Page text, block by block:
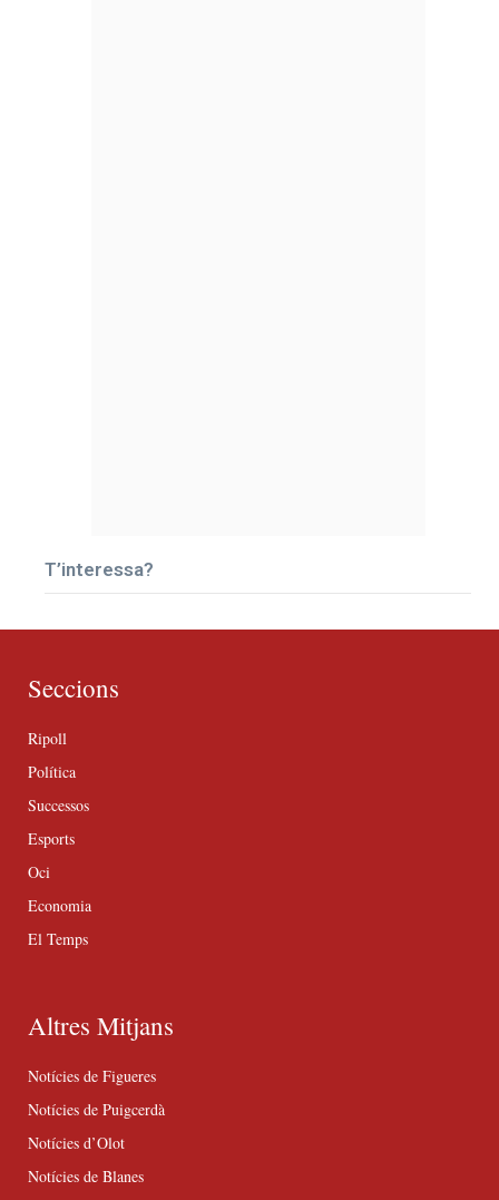
T’interessa?
Seccions
Ripoll
Política
Successos
Esports
Oci
Economia
El Temps
Altres Mitjans
Notícies de Figueres
Notícies de Puigcerdà
Notícies d’Olot
Notícies de Blanes